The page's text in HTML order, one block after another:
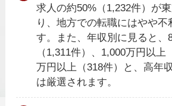
求人の約50%（1,232件）が
り、地方での転職にはやや不
す。また、年収別に見ると、
（1,311件）、1,000万円以上
万円以上（318件）と、高年
は厳選されます。